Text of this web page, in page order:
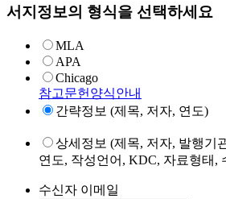
서지정보의 형식을 선택하세요
MLA
APA
Chicago
참고문헌양식안내
간략정보 (제목, 저자, 연도)
상세정보 (제목, 저자, 발행기
연도, 작성언어, KDC, 자료형태,
수신자 이메일